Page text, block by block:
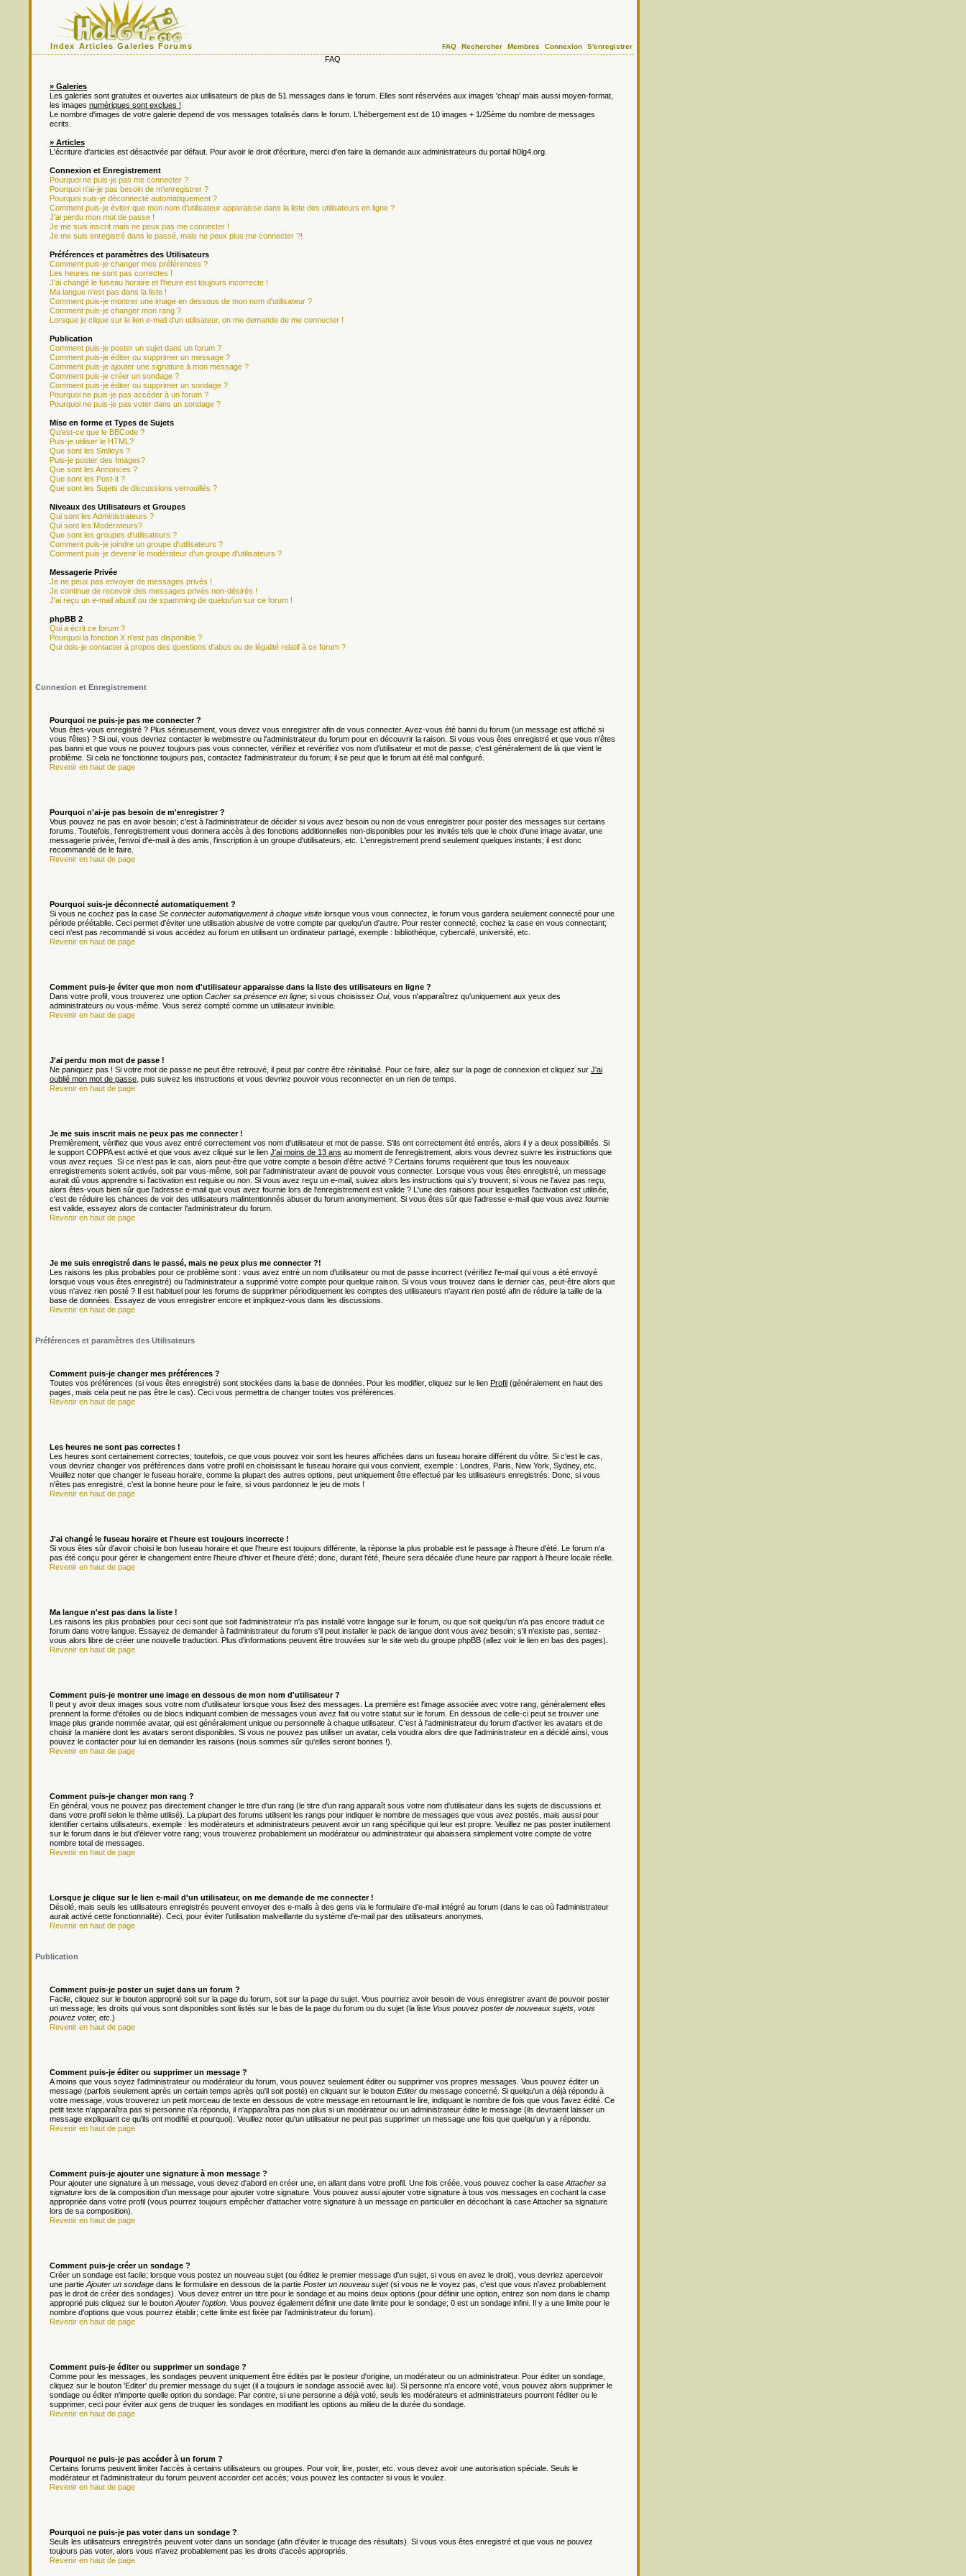
Index Articles Galeries Forums FAQ Rechercher Membres Connexion S'enregistrer
FAQ
» Galeries
Les galeries sont gratuites et ouvertes aux utilisateurs de plus de 51 messages dans le forum. Elles sont réservées aux images 'cheap' mais aussi moyen-format,
les images numériques sont exclues !
Le nombre d'images de votre galerie depend de vos messages totalisés dans le forum. L'hébergement est de 10 images + 1/25ème du nombre de messages
ecrits.
» Articles
L'écriture d'articles est désactivée par défaut. Pour avoir le droit d'écriture, merci d'en faire la demande aux administrateurs du portail h0lg4.org.
Connexion et Enregistrement
Pourquoi ne puis-je pas me connecter ?
Pourquoi n'ai-je pas besoin de m'enregistrer ?
Pourquoi suis-je déconnecté automatiquement ?
Comment puis-je éviter que mon nom d'utilisateur apparaisse dans la liste des utilisateurs en ligne ?
J'ai perdu mon mot de passe !
Je me suis inscrit mais ne peux pas me connecter !
Je me suis enregistré dans le passé, mais ne peux plus me connecter ?!
Préférences et paramètres des Utilisateurs
Comment puis-je changer mes préférences ?
Les heures ne sont pas correctes !
J'ai changé le fuseau horaire et l'heure est toujours incorrecte !
Ma langue n'est pas dans la liste !
Comment puis-je montrer une image en dessous de mon nom d'utilisateur ?
Comment puis-je changer mon rang ?
Lorsque je clique sur le lien e-mail d'un utilisateur, on me demande de me connecter !
Publication
Comment puis-je poster un sujet dans un forum ?
Comment puis-je éditer ou supprimer un message ?
Comment puis-je ajouter une signature à mon message ?
Comment puis-je créer un sondage ?
Comment puis-je éditer ou supprimer un sondage ?
Pourquoi ne puis-je pas accéder à un forum ?
Pourquoi ne puis-je pas voter dans un sondage ?
Mise en forme et Types de Sujets
Qu'est-ce que le BBCode ?
Puis-je utiliser le HTML?
Que sont les Smileys ?
Puis-je poster des Images?
Que sont les Annonces ?
Que sont les Post-it ?
Que sont les Sujets de discussions verrouillés ?
Niveaux des Utilisateurs et Groupes
Qui sont les Administrateurs ?
Qui sont les Modérateurs?
Que sont les groupes d'utilisateurs ?
Comment puis-je joindre un groupe d'utilisateurs ?
Comment puis-je devenir le modérateur d'un groupe d'utilisateurs ?
Messagerie Privée
Je ne peux pas envoyer de messages privés !
Je continue de recevoir des messages privés non-désirés !
J'ai reçu un e-mail abusif ou de spamming de quelqu'un sur ce forum !
phpBB 2
Qui a écrit ce forum ?
Pourquoi la fonction X n'est pas disponible ?
Qui dois-je contacter à propos des questions d'abus ou de légalité relatif à ce forum ?
Connexion et Enregistrement
Pourquoi ne puis-je pas me connecter ?
Vous êtes-vous enregistré ? Plus sérieusement, vous devez vous enregistrer afin de vous connecter. Avez-vous été banni du forum (un message est affiché si
vous l'êtes) ? Si oui, vous devriez contacter le webmestre ou l'administrateur du forum pour en découvrir la raison. Si vous vous êtes enregistré et que vous n'êtes
pas banni et que vous ne pouvez toujours pas vous connecter, vérifiez et revérifiez vos nom d'utilisateur et mot de passe; c'est généralement de là que vient le
problème. Si cela ne fonctionne toujours pas, contactez l'administrateur du forum; il se peut que le forum ait été mal configuré.
Revenir en haut de page
Pourquoi n'ai-je pas besoin de m'enregistrer ?
Vous pouvez ne pas en avoir besoin; c'est à l'administrateur de décider si vous avez besoin ou non de vous enregistrer pour poster des messages sur certains
forums. Toutefois, l'enregistrement vous donnera accès à des fonctions additionnelles non-disponibles pour les invités tels que le choix d'une image avatar, une
messagerie privée, l'envoi d'e-mail à des amis, l'inscription à un groupe d'utilisateurs, etc. L'enregistrement prend seulement quelques instants; il est donc
recommandé de le faire.
Revenir en haut de page
Pourquoi suis-je déconnecté automatiquement ?
Si vous ne cochez pas la case Se connecter automatiquement à chaque visite lorsque vous vous connectez, le forum vous gardera seulement connecté pour une
période préétablie. Ceci permet d'éviter une utilisation abusive de votre compte par quelqu'un d'autre. Pour rester connecté, cochez la case en vous connectant;
ceci n'est pas recommandé si vous accédez au forum en utilisant un ordinateur partagé, exemple : bibliothèque, cybercafé, université, etc.
Revenir en haut de page
Comment puis-je éviter que mon nom d'utilisateur apparaisse dans la liste des utilisateurs en ligne ?
Dans votre profil, vous trouverez une option Cacher sa présence en ligne; si vous choisissez Oui, vous n'apparaîtrez qu'uniquement aux yeux des
administrateurs ou vous-même. Vous serez compté comme un utilisateur invisible.
Revenir en haut de page
J'ai perdu mon mot de passe !
Ne paniquez pas ! Si votre mot de passe ne peut être retrouvé, il peut par contre être réinitialisé. Pour ce faire, allez sur la page de connexion et cliquez sur J'ai
oublié mon mot de passe , puis suivez les instructions et vous devriez pouvoir vous reconnecter en un rien de temps.
Revenir en haut de page
Je me suis inscrit mais ne peux pas me connecter !
Premièrement, vérifiez que vous avez entré correctement vos nom d'utilisateur et mot de passe. S'ils ont correctement été entrés, alors il y a deux possibilités. Si
le support COPPA est activé et que vous avez cliqué sur le lien J'ai moins de 13 ans au moment de l'enregistrement, alors vous devrez suivre les instructions que
vous avez reçues. Si ce n'est pas le cas, alors peut-être que votre compte a besoin d'être activé ? Certains forums requièrent que tous les nouveaux
enregistrements soient activés, soit par vous-même, soit par l'administrateur avant de pouvoir vous connecter. Lorsque vous vous êtes enregistré, un message
aurait dû vous apprendre si l'activation est requise ou non. Si vous avez reçu un e-mail, suivez alors les instructions qui s'y trouvent; si vous ne l'avez pas reçu,
alors êtes-vous bien sûr que l'adresse e-mail que vous avez fournie lors de l'enregistrement est valide ? L'une des raisons pour lesquelles l'activation est utilisée,
c'est de réduire les chances de voir des utilisateurs malintentionnés abuser du forum anonymement. Si vous êtes sûr que l'adresse e-mail que vous avez fournie
est valide, essayez alors de contacter l'administrateur du forum.
Revenir en haut de page
Je me suis enregistré dans le passé, mais ne peux plus me connecter ?!
Les raisons les plus probables pour ce problème sont : vous avez entré un nom d'utilisateur ou mot de passe incorrect (vérifiez l'e-mail qui vous a été envoyé
lorsque vous vous êtes enregistré) ou l'administrateur a supprimé votre compte pour quelque raison. Si vous vous trouvez dans le dernier cas, peut-être alors que
vous n'avez rien posté ? Il est habituel pour les forums de supprimer périodiquement les comptes des utilisateurs n'ayant rien posté afin de réduire la taille de la
base de données. Essayez de vous enregistrer encore et impliquez-vous dans les discussions.
Revenir en haut de page
Préférences et paramètres des Utilisateurs
Comment puis-je changer mes préférences ?
Toutes vos préférences (si vous êtes enregistré) sont stockées dans la base de données. Pour les modifier, cliquez sur le lien Profil (généralement en haut des
pages, mais cela peut ne pas être le cas). Ceci vous permettra de changer toutes vos préférences.
Revenir en haut de page
Les heures ne sont pas correctes !
Les heures sont certainement correctes; toutefois, ce que vous pouvez voir sont les heures affichées dans un fuseau horaire différent du vôtre. Si c'est le cas,
vous devriez changer vos préférences dans votre profil en choisissant le fuseau horaire qui vous convient, exemple : Londres, Paris, New York, Sydney, etc.
Veuillez noter que changer le fuseau horaire, comme la plupart des autres options, peut uniquement être effectué par les utilisateurs enregistrés. Donc, si vous
n'êtes pas enregistré, c'est la bonne heure pour le faire, si vous pardonnez le jeu de mots !
Revenir en haut de page
J'ai changé le fuseau horaire et l'heure est toujours incorrecte !
Si vous êtes sûr d'avoir choisi le bon fuseau horaire et que l'heure est toujours différente, la réponse la plus probable est le passage à l'heure d'été. Le forum n'a
pas été conçu pour gérer le changement entre l'heure d'hiver et l'heure d'été; donc, durant l'été, l'heure sera décalée d'une heure par rapport à l'heure locale réelle.
Revenir en haut de page
Ma langue n'est pas dans la liste !
Les raisons les plus probables pour ceci sont que soit l'administrateur n'a pas installé votre langage sur le forum, ou que soit quelqu'un n'a pas encore traduit ce
forum dans votre langue. Essayez de demander à l'administrateur du forum s'il peut installer le pack de langue dont vous avez besoin; s'il n'existe pas, sentez-
vous alors libre de créer une nouvelle traduction. Plus d'informations peuvent être trouvées sur le site web du groupe phpBB (allez voir le lien en bas des pages).
Revenir en haut de page
Comment puis-je montrer une image en dessous de mon nom d'utilisateur ?
Il peut y avoir deux images sous votre nom d'utilisateur lorsque vous lisez des messages. La première est l'image associée avec votre rang, généralement elles
prennent la forme d'étoiles ou de blocs indiquant combien de messages vous avez fait ou votre statut sur le forum. En dessous de celle-ci peut se trouver une
image plus grande nommée avatar, qui est généralement unique ou personnelle à chaque utilisateur. C'est à l'administrateur du forum d'activer les avatars et de
choisir la manière dont les avatars seront disponibles. Si vous ne pouvez pas utiliser un avatar, cela voudra alors dire que l'administrateur en a décidé ainsi, vous
pouvez le contacter pour lui en demander les raisons (nous sommes sûr qu'elles seront bonnes !).
Revenir en haut de page
Comment puis-je changer mon rang ?
En général, vous ne pouvez pas directement changer le titre d'un rang (le titre d'un rang apparaît sous votre nom d'utilisateur dans les sujets de discussions et
dans votre profil selon le thème utilisé). La plupart des forums utilisent les rangs pour indiquer le nombre de messages que vous avez postés, mais aussi pour
identifier certains utilisateurs, exemple : les modérateurs et administrateurs peuvent avoir un rang spécifique qui leur est propre. Veuillez ne pas poster inutilement
sur le forum dans le but d'élever votre rang; vous trouverez probablement un modérateur ou administrateur qui abaissera simplement votre compte de votre
nombre total de messages.
Revenir en haut de page
Lorsque je clique sur le lien e-mail d'un utilisateur, on me demande de me connecter !
Désolé, mais seuls les utilisateurs enregistrés peuvent envoyer des e-mails à des gens via le formulaire d'e-mail intégré au forum (dans le cas où l'administrateur
aurait activé cette fonctionnalité). Ceci, pour éviter l'utilisation malveillante du système d'e-mail par des utilisateurs anonymes.
Revenir en haut de page
Publication
Comment puis-je poster un sujet dans un forum ?
Facile, cliquez sur le bouton approprié soit sur la page du forum, soit sur la page du sujet. Vous pourriez avoir besoin de vous enregistrer avant de pouvoir poster
un message; les droits qui vous sont disponibles sont listés sur le bas de la page du forum ou du sujet (la liste Vous pouvez poster de nouveaux sujets, vous
pouvez voter, etc. )
Revenir en haut de page
Comment puis-je éditer ou supprimer un message ?
A moins que vous soyez l'administrateur ou modérateur du forum, vous pouvez seulement éditer ou supprimer vos propres messages. Vous pouvez éditer un
message (parfois seulement après un certain temps après qu'il soit posté) en cliquant sur le bouton Editer du message concerné. Si quelqu'un a déjà répondu à
votre message, vous trouverez un petit morceau de texte en dessous de votre message en retournant le lire, indiquant le nombre de fois que vous l'avez édité. Ce
petit texte n'apparaîtra pas si personne n'a répondu, il n'apparaîtra pas non plus si un modérateur ou un administrateur édite le message (ils devraient laisser un
message expliquant ce qu'ils ont modifié et pourquoi). Veuillez noter qu'un utilisateur ne peut pas supprimer un message une fois que quelqu'un y a répondu.
Revenir en haut de page
Comment puis-je ajouter une signature à mon message ?
Pour ajouter une signature à un message, vous devez d'abord en créer une, en allant dans votre profil. Une fois créée, vous pouvez cocher la case Attacher sa
signature lors de la composition d'un message pour ajouter votre signature. Vous pouvez aussi ajouter votre signature à tous vos messages en cochant la case
appropriée dans votre profil (vous pourrez toujours empêcher d'attacher votre signature à un message en particulier en décochant la case Attacher sa signature
lors de sa composition).
Revenir en haut de page
Comment puis-je créer un sondage ?
Créer un sondage est facile; lorsque vous postez un nouveau sujet (ou éditez le premier message d'un sujet, si vous en avez le droit), vous devriez apercevoir
une partie Ajouter un sondage dans le formulaire en dessous de la partie Poster un nouveau sujet(si vous ne le voyez pas, c'est que vous n'avez probablement
pas le droit de créer des sondages). Vous devez entrer un titre pour le sondage et au moins deux options (pour définir une option, entrez son nom dans le champ
approprié puis cliquez sur le bouton Ajouter l'option . Vous pouvez également définir une date limite pour le sondage; 0 est un sondage infini. Il y a une limite pour le
nombre d'options que vous pourrez établir; cette limite est fixée par l'administrateur du forum).
Revenir en haut de page
Comment puis-je éditer ou supprimer un sondage ?
Comme pour les messages, les sondages peuvent uniquement être édités par le posteur d'origine, un modérateur ou un administrateur. Pour éditer un sondage,
cliquez sur le bouton 'Editer' du premier message du sujet (il a toujours le sondage associé avec lui). Si personne n'a encore voté, vous pouvez alors supprimer le
sondage ou éditer n'importe quelle option du sondage. Par contre, si une personne a déjà voté, seuls les modérateurs et administrateurs pourront l'éditer ou le
supprimer, ceci pour éviter aux gens de truquer les sondages en modifiant les options au milieu de la durée du sondage.
Revenir en haut de page
Pourquoi ne puis-je pas accéder à un forum ?
Certains forums peuvent limiter l'accès à certains utilisateurs ou groupes. Pour voir, lire, poster, etc. vous devez avoir une autorisation spéciale. Seuls le
modérateur et l'administrateur du forum peuvent accorder cet accès; vous pouvez les contacter si vous le voulez.
Revenir en haut de page
Pourquoi ne puis-je pas voter dans un sondage ?
Seuls les utilisateurs enregistrés peuvent voter dans un sondage (afin d'éviter le trucage des résultats). Si vous vous êtes enregistré et que vous ne pouvez
toujours pas voter, alors vous n'avez probablement pas les droits d'accès appropriés.
Revenir en haut de page